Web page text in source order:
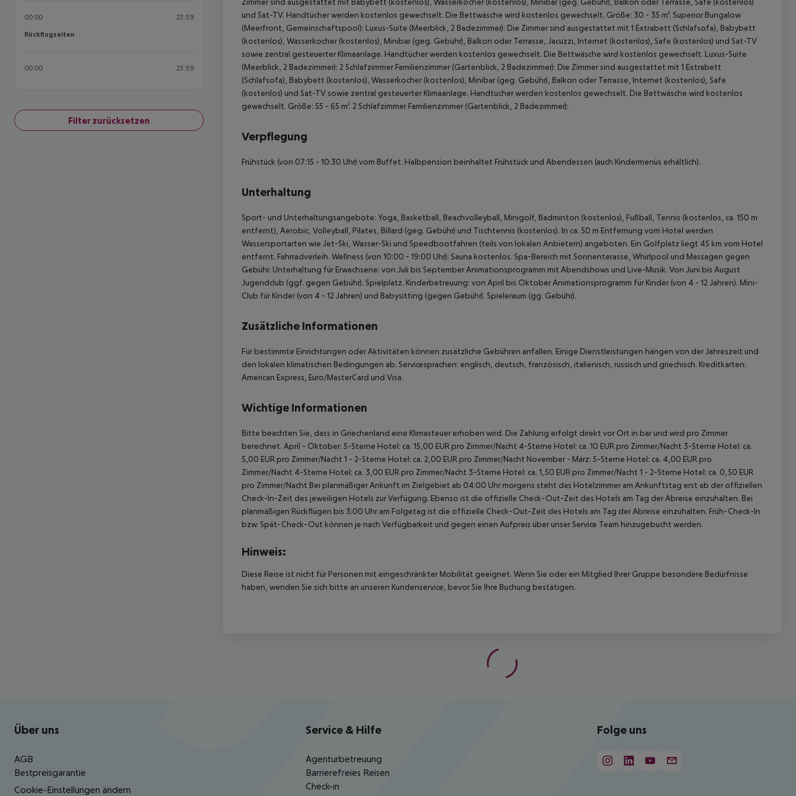
00:00 23:59
Rückflugzeiten
Rückflugzeiten
00:00 23:59
Filter zurücksetzen
und Sat-TV. Handtücher werden kostenlos gewechselt. Die Bettwäsche wird kostenlos gewechselt. Größe: 30 - 35 m². Superior Bungalow
(Meerfront, Gemeinschaftspool): Luxus-Suite (Meerblick, 2 Badezimmer): Die Zimmer sind ausgestattet mit 1 Extrabett (Schlafsofa), Babybett
(kostenlos), Wasserkocher (kostenlos), Minibar (geg. Gebühr), Balkon oder Terrasse, Jacuzzi, Internet (kostenlos), Safe (kostenlos) und Sat-TV
sowie zentral gesteuerter Klimaanlage. Handtücher werden kostenlos gewechselt. Die Bettwäsche wird kostenlos gewechselt. Luxus-Suite
(Meerblick, 2 Badezimmer): 2 Schlafzimmer Familienzimmer (Gartenblick, 2 Badezimmer): Die Zimmer sind ausgestattet mit 1 Extrabett
(Schlafsofa), Babybett (kostenlos), Wasserkocher (kostenlos), Minibar (geg. Gebühr), Balkon oder Terrasse, Internet (kostenlos), Safe
(kostenlos) und Sat-TV sowie zentral gesteuerter Klimaanlage. Handtücher werden kostenlos gewechselt. Die Bettwäsche wird kostenlos
gewechselt. Größe: 55 - 65 m². 2 Schlafzimmer Familienzimmer (Gartenblick, 2 Badezimmer):
Verpflegung
Frühstück (von 07:15 - 10:30 Uhr) vom Buffet. Halbpension beinhaltet Frühstück und Abendessen (auch Kindermenüs erhältlich).
Unterhaltung
Sport- und Unterhaltungsangebote: Yoga, Basketball, Beachvolleyball, Minigolf, Badminton (kostenlos), Fußball, Tennis (kostenlos, ca. 150 m
entfernt), Aerobic, Volleyball, Pilates, Billard (geg. Gebühr) und Tischtennis (kostenlos). In ca. 50 m Entfernung vom Hotel werden
Wassersportarten wie Jet-Ski, Wasser-Ski und Speedbootfahren (teils von lokalen Anbietern) angeboten. Ein Golfplatz liegt 45 km vom Hotel
entfernt. Fahrradverleih. Wellness (von 10:00 - 19:00 Uhr): Sauna kostenlos. Spa-Bereich mit Sonnenterasse, Whirlpool und Massagen gegen
Gebühr. Unterhaltung für Erwachsene: von Juli bis September Animationsprogramm mit Abendshows und Live-Musik. Von Juni bis August
Jugendclub (ggf. gegen Gebühr). Spielplatz. Kinderbetreuung: von April bis Oktober Animationsprogramm für Kinder (von 4 - 12 Jahren). Mini-
Club für Kinder (von 4 - 12 Jahren) und Babysitting (gegen Gebühr). Spieleraum (gg. Gebühr).
Zusätzliche Informationen
Für bestimmte Einrichtungen oder Aktivitäten können zusätzliche Gebühren anfallen. Einige Dienstleistungen hängen von der Jahreszeit und
den lokalen klimatischen Bedingungen ab. Servicesprachen: englisch, deutsch, französisch, italienisch, russisch und griechisch. Kreditkarten:
American Express, Euro/MasterCard und Visa.
Wichtige Informationen
Bitte beachten Sie, dass in Griechenland eine Klimasteuer erhoben wird. Die Zahlung erfolgt direkt vor Ort in bar und wird pro Zimmer
berechnet. April - Oktober: 5-Sterne Hotel: ca. 15,00 EUR pro Zimmer/Nacht 4-Sterne Hotel: ca. 10 EUR pro Zimmer/Nacht 3-Sterne Hotel: ca.
5,00 EUR pro Zimmer/Nacht 1 - 2-Sterne Hotel: ca. 2,00 EUR pro Zimmer/Nacht November - März: 5-Sterne Hotel: ca. 4,00 EUR pro
Zimmer/Nacht 4-Sterne Hotel: ca. 3,00 EUR pro Zimmer/Nacht 3-Sterne Hotel: ca. 1,50 EUR pro Zimmer/Nacht 1 - 2-Sterne Hotel: ca. 0,50 EUR
pro Zimmer/Nacht Bei planmäßiger Ankunft im Zielgebiet ab 04:00 Uhr morgens steht das Hotelzimmer am Ankunftstag erst ab der offiziellen
Check-In-Zeit des jeweiligen Hotels zur Verfügung. Ebenso ist die offizielle Check-Out-Zeit des Hotels am Tag der Abreise einzuhalten. Bei
planmäßigen Rückflügen bis 3:00 Uhr am Folgetag ist die offizielle Check-Out-Zeit des Hotels am Tag der Abreise einzuhalten. Früh-Check-In
bzw. Spät-Check-Out können je nach Verfügbarkeit und gegen einen Aufpreis über unser Service Team hinzugebucht werden.
Hinweis:
Diese Reise ist nicht für Personen mit eingeschränkter Mobilität geeignet. Wenn Sie oder ein Mitglied Ihrer Gruppe besondere Bedürfnisse
haben, wenden Sie sich bitte an unseren Kundenservice, bevor Sie Ihre Buchung bestätigen.
Footer navigation
Über uns
AGB
Bestpreisgarantie
Cookie-Einstellungen ändern
Service & Hilfe
Agenturbetreuung
Barrierefreies Reisen
Check-in
Folge uns